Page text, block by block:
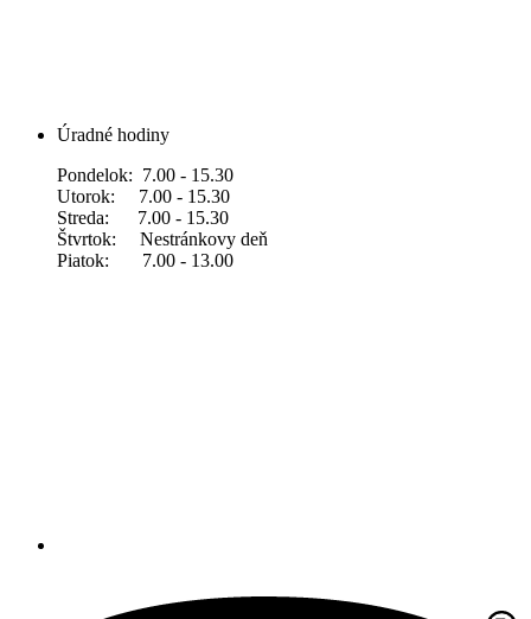
Úradné hodiny
Pondelok: 7.00 - 15.30
Utorok: 7.00 - 15.30
Streda: 7.00 - 15.30
Štvrtok: Nestránkovy deň
Piatok: 7.00 - 13.00